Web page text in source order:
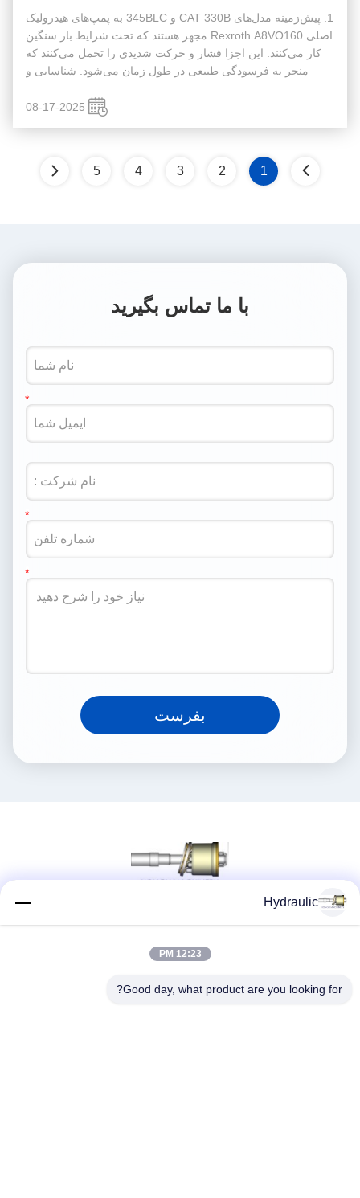
1. پیش‌زمینه مدل‌های CAT 330B و 345BLC به پمپ‌های هیدرولیک
اصلی Rexroth A8VO160 مجهز هستند که تحت شرایط بار سنگین
کار می‌کنند. این اجزا فشار و حرکت شدیدی را تحمل می‌کنند که
منجر به فرسودگی طبیعی در طول زمان می‌شود. شناسایی و
اطمینان دستگاه ضروری ...
08-17-2025
1
2
3
4
5
با ما تماس بگیرید
بفرست
Hydraulic
12:23 PM
Good day, what product are you looking for?